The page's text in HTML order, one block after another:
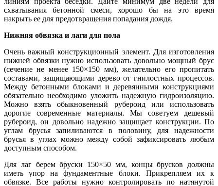
схватывания бетонной смеси, хорошо бы на это время
накрыть ее для предотвращения попадания дождя.
Нижняя обвязка и лаги для пола
Очень важный конструкционный элемент. Для изготовления
нижней обвязки нужно использовать довольно мощный брус
(сечение не менее 150×150 мм), желательно его пропитать
составами, защищающими дерево от гнилостных процессов.
Между бетонными блоками и деревянными конструкциями
обязательно необходимо уложить надежную гидроизоляцию.
Можно взять обыкновенный рубероид или использовать
дорогие современные материалы. Мы советуем дешевый
рубероид, он довольно надежно защищает конструкции. По
углам брусья запиливаются в половину, для надежности
брусья в углах можно между собой зафиксировать любым
доступным способом.
Для лаг берем бруски 150×50 мм, концы брусков должны
иметь упор на фундаментные блоки. Прикрепляем их к
обвязке. Все работы нужно контролировать по натянутой